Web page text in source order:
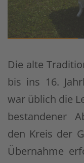
Die alte
bis ins 16.
war üblich die
bestandener
den Kreis der
Übernahme